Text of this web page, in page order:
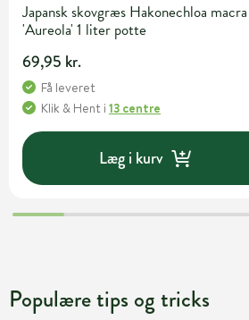
Japansk skovgræs Hakonechloa macra
'Aureola' 1 liter potte
69,95 kr.
Få leveret
Klik & Hent i 13 centre
Læg i kurv
Populære tips og tricks